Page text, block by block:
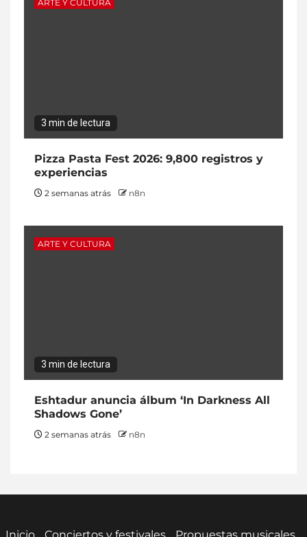
ARTE Y CULTURA
3 min de lectura
Pizza Pasta Fest 2026: 9,800 registros y
experiencias
2 semanas atrás n8n
ARTE Y CULTURA
3 min de lectura
Eshtadur anuncia álbum ‘In Darkness All
Shadows Gone’
2 semanas atrás n8n
Inicio Conciertos y festivales Propuestas musicales